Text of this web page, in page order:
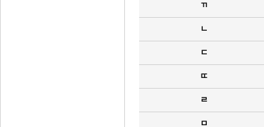
ㄲ
ㄴ
ㄷ
ㄸ
ㄹ
ㅁ